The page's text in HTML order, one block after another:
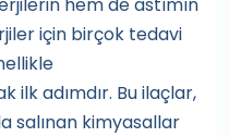
hem de astımın
için birçok tedavi
adımdır. Bu ilaçlar,
salınan kimyasallar